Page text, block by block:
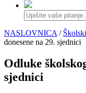
NASLOVNICA /
donesene na 29. sjednici
Odluke
sjednici